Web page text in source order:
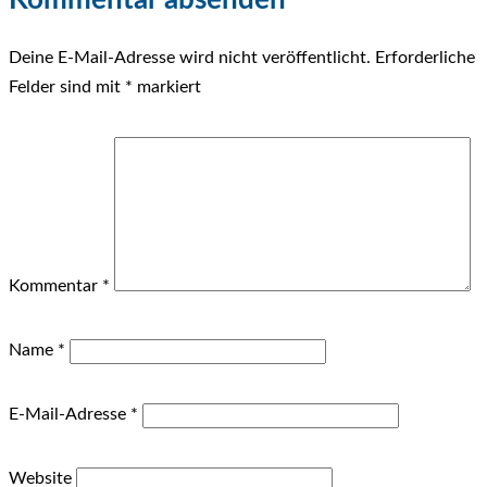
Deine E-Mail-Adresse wird nicht veröffentlicht. Erforderliche
Felder sind mit * markiert
Kommentar *
Name *
E-Mail-Adresse *
Website